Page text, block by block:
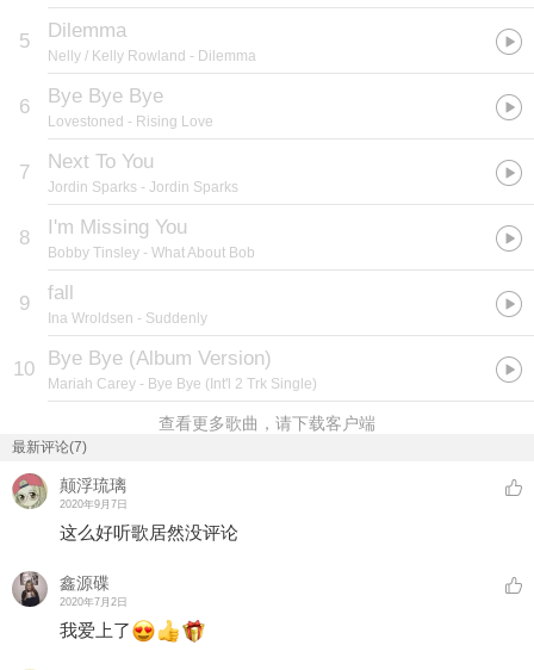
5 Dilemma
Nelly / Kelly Rowland - Dilemma
6 Bye Bye Bye
Lovestoned - Rising Love
7 Next To You
Jordin Sparks - Jordin Sparks
8 I'm Missing You
Bobby Tinsley - What About Bob
9 fall
Ina Wroldsen - Suddenly
10 Bye Bye (Album Version)
Mariah Carey - Bye Bye (Int'l 2 Trk Single)
查看更多歌曲，请下载客户端
最新评论(7)
颠浮琉璃
2020年9月7日
这么好听歌居然没评论
鑫源碟
2020年7月2日
我爱上了